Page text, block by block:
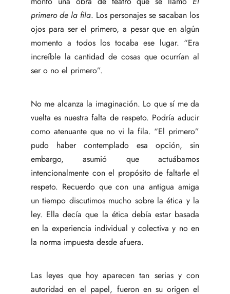
primero de la fila. Los personajes se sacaban los
ojos para ser el primero, a pesar que en algún
momento a todos los tocaba ese lugar. “Era
increíble la cantidad de cosas que ocurrían al
ser o no el primero”.
No me alcanza la imaginación. Lo que sí me da
vuelta es nuestra falta de respeto. Podría aducir
como atenuante que no vi la fila. “El primero”
pudo haber contemplado esa opción, sin
embargo, asumió que actuábamos
intencionalmente con el propósito de faltarle el
respeto. Recuerdo que con una antigua amiga
un tiempo discutimos mucho sobre la ética y la
ley. Ella decía que la ética debía estar basada
en la experiencia individual y colectiva y no en
la norma impuesta desde afuera.
Las leyes que hoy aparecen tan serias y con
autoridad en el papel, fueron en su origen el